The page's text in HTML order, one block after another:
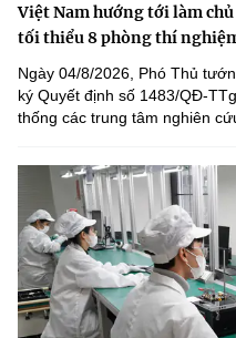
Việt Nam hướng tới làm
tối thiểu 8 phòng thí
Ngày 04/8/2026, Phó Thủ
ký Quyết định số 1483/QĐ-
thống các trung tâm nghiên